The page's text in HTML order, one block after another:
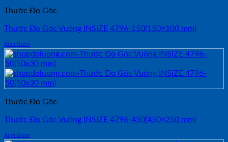
Thước Đo Góc
Thước Đo Góc Vuông INSIZE 4796-150(150×100 mm)
Xem thêm
Thước Đo Góc
Thước Đo Góc Vuông INSIZE 4796-450(450×250 mm)
Xem thêm